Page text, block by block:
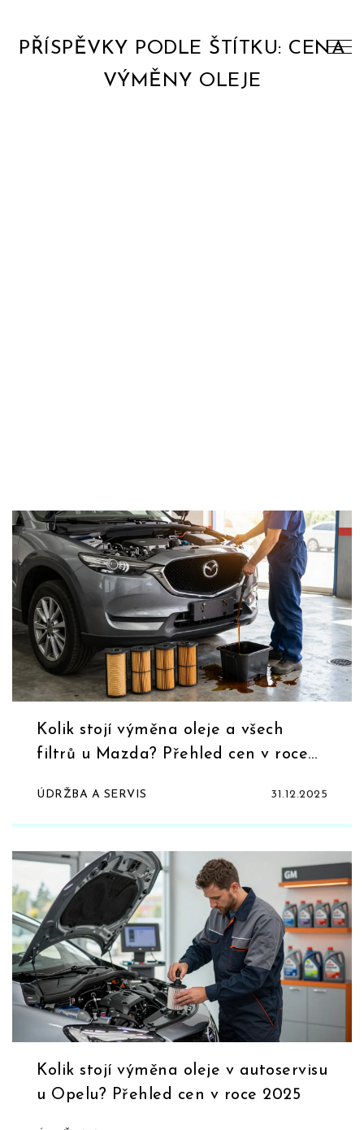
PŘÍSPĚVKY PODLE ŠTÍTKU: CENA
VÝMĚNY OLEJE
Kolik stojí výměna oleje a všech
filtrů u Mazda? Přehled cen v roce
ÚDRŽBA A SERVIS 31.12.2025
Kolik stojí výměna oleje v autoservisu
u Opelu? Přehled cen v roce 2025